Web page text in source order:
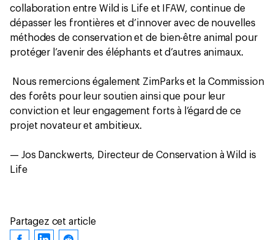
collaboration entre Wild is Life et IFAW, continue de
dépasser les frontières et d’innover avec de nouvelles
méthodes de conservation et de bien-être animal pour
protéger l’avenir des éléphants et d’autres animaux.
Nous remercions également ZimParks et la Commission
des forêts pour leur soutien ainsi que pour leur
conviction et leur engagement forts à l’égard de ce
projet novateur et ambitieux.
— Jos Danckwerts, Directeur de Conservation à Wild is
Life
Partagez cet article